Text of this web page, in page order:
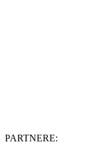
PARTNERE: